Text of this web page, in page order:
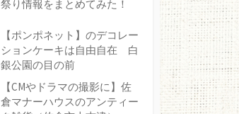
祭り情報をまとめてみた！
【ポンポネット】のデコレー
ションケーキは自由自在 白
銀公園の目の前
【CMやドラマの撮影に】佐
倉マナーハウスのアンティー